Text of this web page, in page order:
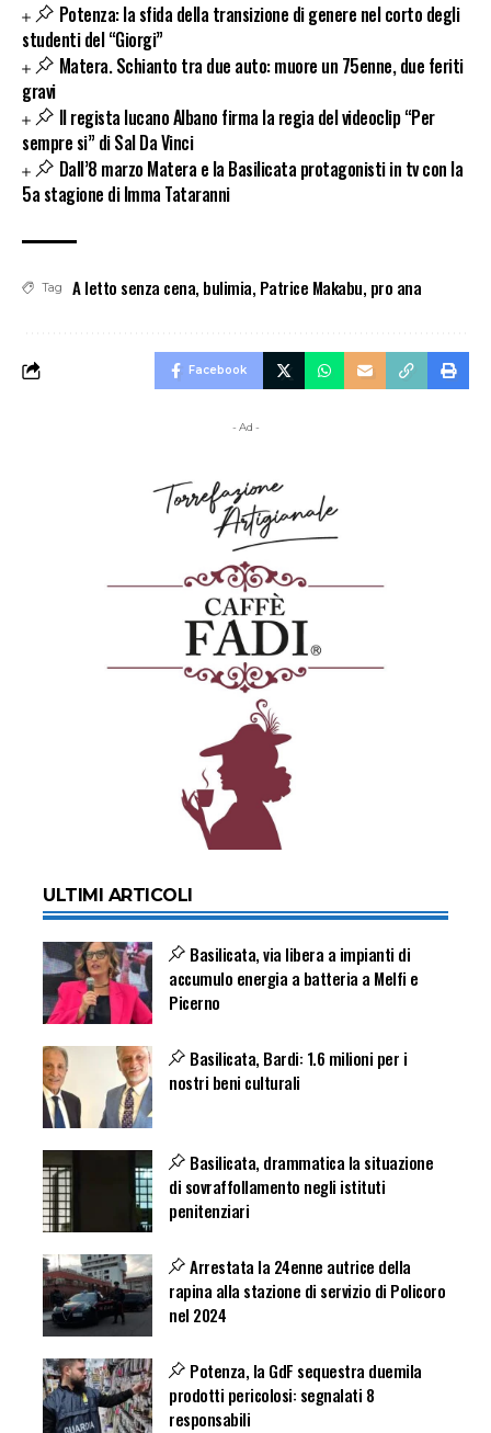
Potenza: la sfida della transizione di genere nel corto degli
studenti del “Giorgi”
Matera. Schianto tra due auto: muore un 75enne, due feriti
gravi
Il regista lucano Albano firma la regia del videoclip “Per
sempre si” di Sal Da Vinci
Dall’8 marzo Matera e la Basilicata protagonisti in tv con la
5a stagione di Imma Tataranni
Tag A letto senza cena, bulimia, Patrice Makabu, pro ana
Facebook
- Ad -
ULTIMI ARTICOLI
Basilicata, via libera a impianti di
accumulo energia a batteria a Melfi e
Picerno
Basilicata, Bardi: 1.6 milioni per i
nostri beni culturali
Basilicata, drammatica la situazione
di sovraffollamento negli istituti
penitenziari
Arrestata la 24enne autrice della
rapina alla stazione di servizio di Policoro
nel 2024
Potenza, la GdF sequestra duemila
prodotti pericolosi: segnalati 8
responsabili